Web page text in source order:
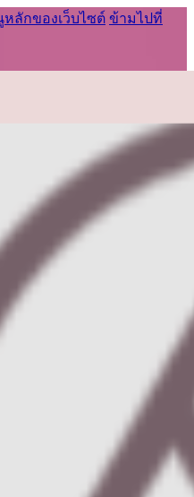
ลักของเว็บไซต์ ข้ามไปที่